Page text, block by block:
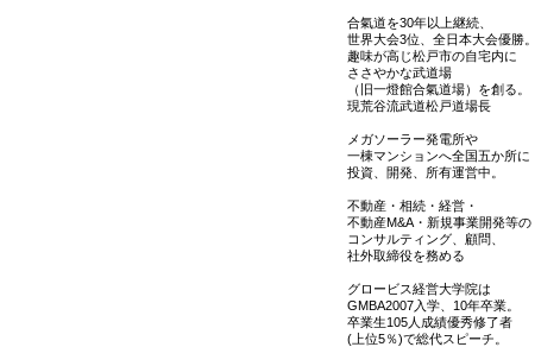
合氣道を30年以上継続、
世界大会3位、全日本大会優勝。
趣味が高じ松戸市の自宅内に
ささやかな武道場
（旧一燈館合氣道場）を創る。
現荒谷流武道松戸道場長
メガソーラー発電所や
一棟マンションへ全国五か所に
投資、開発、所有運営中。
不動産・相続・経営・
不動産M&A・新規事業開発等の
コンサルティング、顧問、
社外取締役を務める
グロービス経営大学院は
GMBA2007入学、10年卒業。
卒業生105人成績優秀修了者
(上位5％)で総代スピーチ。